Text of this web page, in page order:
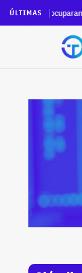
ÚLTIMASantigo prédio